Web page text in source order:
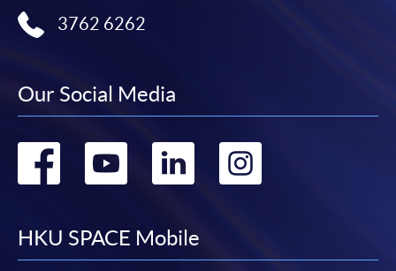
3762 6262
Our Social Media
Go
facebook
Go
youtube
Go
linkedin
Go
HKU SPACE Mobile